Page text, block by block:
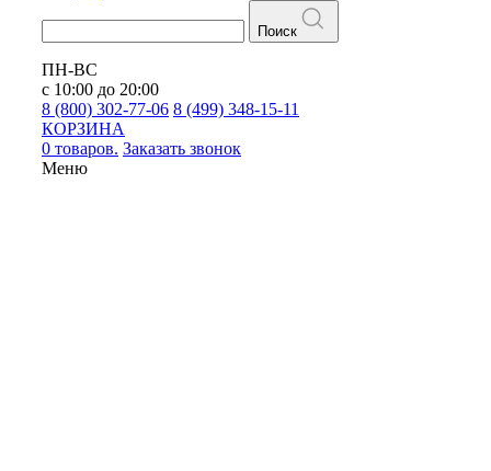
Поиск
ПН-ВС
с 10:00 до 20:00
8 (800) 302-77-06 8 (499) 348-15-11
КОРЗИНА
0 товаров. Заказать звонок
Меню